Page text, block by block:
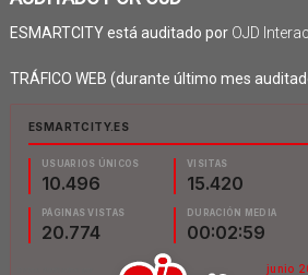
ESMARTCITY está auditado por OJD
TRÁFICO WEB (durante último mes